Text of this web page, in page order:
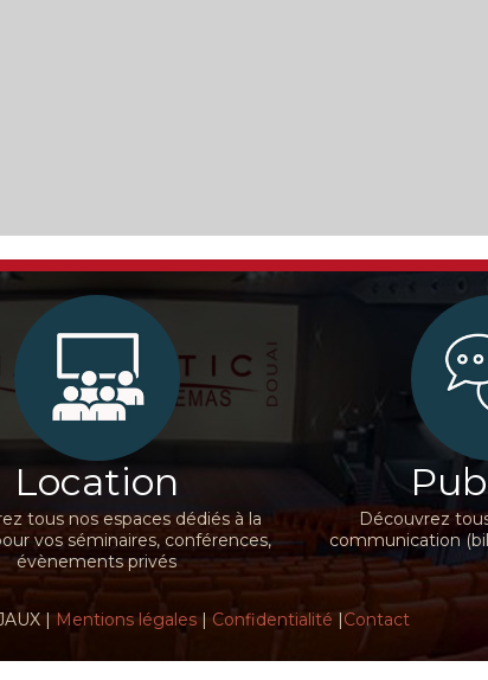
Location
tous nos espaces dédiés à la
vos séminaires, conférences,
évènements privés
Découvrez
communication
| Mentions légales| Confidentialité |Contact